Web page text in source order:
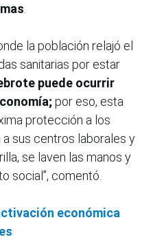
la población relajó el
sanitarias por estar
puede ocurrir
por eso, esta
protección a los
sus centros laborales y
se laven las manos y
social”, comentó.
económica